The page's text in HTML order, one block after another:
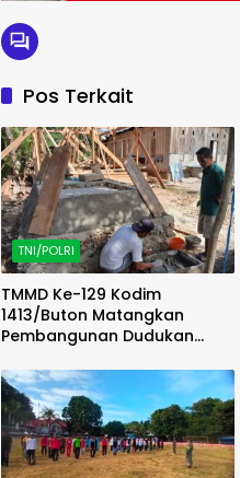
Pos Terkait
TNI/POLRI
TMMD Ke-129 Kodim
1413/Buton Matangkan
Pembangunan Dudukan
Kualitas Air Bersih